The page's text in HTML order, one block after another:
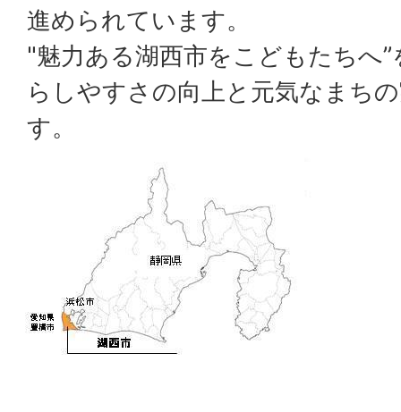
進められています。
"魅力ある湖西市をこどもたちへ
らしやすさの向上と元気なまち
す。